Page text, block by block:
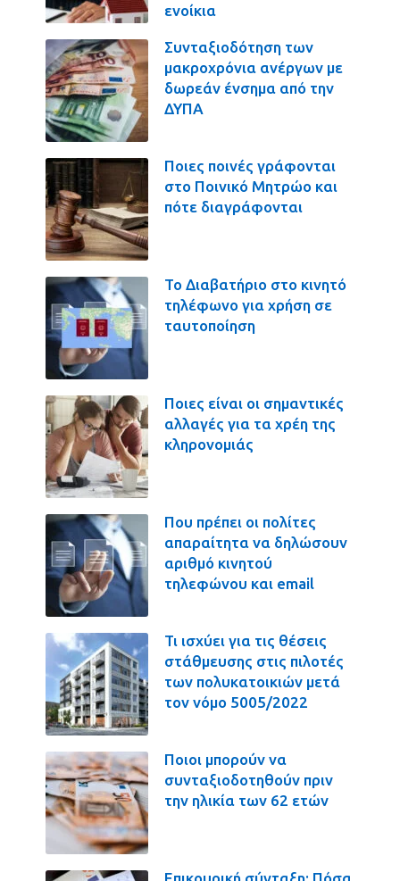
ενοίκια
Συνταξιοδότηση των
μακροχρόνια ανέργων με
δωρεάν ένσημα από την
ΔΥΠΑ
Ποιες ποινές γράφονται
στο Ποινικό Μητρώο και
πότε διαγράφονται
Το Διαβατήριο στο κινητό
τηλέφωνο για χρήση σε
ταυτοποίηση
Ποιες είναι οι σημαντικές
αλλαγές για τα χρέη της
κληρονομιάς
Που πρέπει οι πολίτες
απαραίτητα να δηλώσουν
αριθμό κινητού
τηλεφώνου και email
Τι ισχύει για τις θέσεις
στάθμευσης στις πιλοτές
των πολυκατοικιών μετά
τον νόμο 5005/2022
Ποιοι μπορούν να
συνταξιοδοτηθούν πριν
την ηλικία των 62 ετών